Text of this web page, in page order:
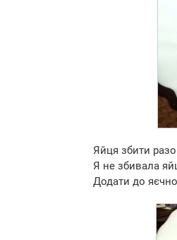
Яйця збити
Я не збивала
Додати до